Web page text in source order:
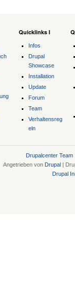
Quicklinks I
Infos
Drupal
Showcase
Installation
Update
Forum
Team
Verhaltensreg
eln
Drupalcenter Team
Angetrieben von Drupal |
Drupal